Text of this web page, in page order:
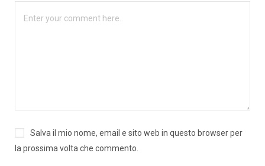
Salva il mio nome, email e sito web in questo browser per
la prossima volta che commento.